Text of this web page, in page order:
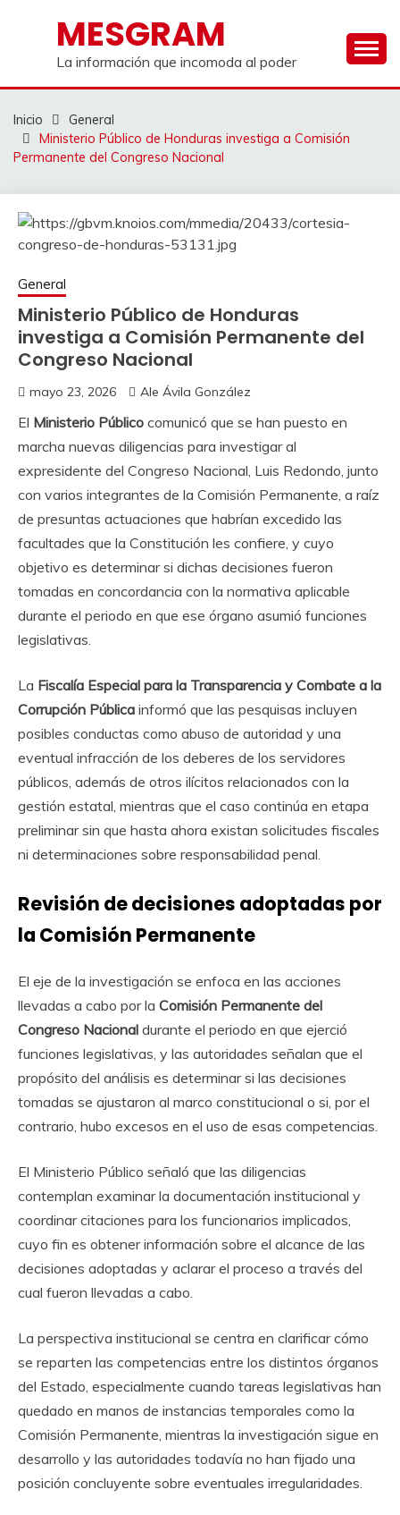
contenidoMESGRAM
La información que incomoda al poder
Inicio
General
Ministerio Público de Honduras investiga a Comisión
Permanente del Congreso Nacional
General
Ministerio Público de Honduras
investiga a Comisión Permanente del
Congreso Nacional
mayo 23, 2026 Ale Ávila González
El Ministerio Público comunicó que se han puesto en
marcha nuevas diligencias para investigar al
expresidente del Congreso Nacional, Luis Redondo, junto
con varios integrantes de la Comisión Permanente, a raíz
de presuntas actuaciones que habrían excedido las
facultades que la Constitución les confiere, y cuyo
objetivo es determinar si dichas decisiones fueron
tomadas en concordancia con la normativa aplicable
durante el periodo en que ese órgano asumió funciones
legislativas.
La Fiscalía Especial para la Transparencia y Combate a la
Corrupción Pública informó que las pesquisas incluyen
posibles conductas como abuso de autoridad y una
eventual infracción de los deberes de los servidores
públicos, además de otros ilícitos relacionados con la
gestión estatal, mientras que el caso continúa en etapa
preliminar sin que hasta ahora existan solicitudes fiscales
ni determinaciones sobre responsabilidad penal.
Revisión de decisiones adoptadas por
la Comisión Permanente
El eje de la investigación se enfoca en las acciones
llevadas a cabo por la Comisión Permanente del
Congreso Nacional durante el periodo en que ejerció
funciones legislativas, y las autoridades señalan que el
propósito del análisis es determinar si las decisiones
tomadas se ajustaron al marco constitucional o si, por el
contrario, hubo excesos en el uso de esas competencias.
El Ministerio Público señaló que las diligencias
contemplan examinar la documentación institucional y
coordinar citaciones para los funcionarios implicados,
cuyo fin es obtener información sobre el alcance de las
decisiones adoptadas y aclarar el proceso a través del
cual fueron llevadas a cabo.
La perspectiva institucional se centra en clarificar cómo
se reparten las competencias entre los distintos órganos
del Estado, especialmente cuando tareas legislativas han
quedado en manos de instancias temporales como la
Comisión Permanente, mientras la investigación sigue en
desarrollo y las autoridades todavía no han fijado una
posición concluyente sobre eventuales irregularidades.